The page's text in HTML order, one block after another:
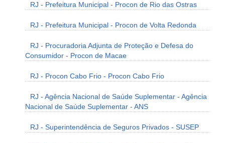
RJ - Prefeitura Municipal - Procon de Rio das Ostras
RJ - Prefeitura Municipal - Procon de Volta Redonda
RJ - Procuradoria Adjunta de Proteção e Defesa do
Consumidor - Procon de Macae
RJ - Procon Cabo Frio - Procon Cabo Frio
RJ - Agência Nacional de Saúde Suplementar - Agência
Nacional de Saúde Suplementar - ANS
RJ - Superintendência de Seguros Privados - SUSEP